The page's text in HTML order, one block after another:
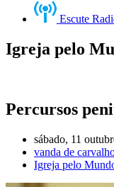
Escute
Igreja pelo
Percursos
sábado, 11
vanda de
Igreja pelo